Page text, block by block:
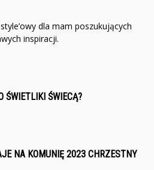
dla mam poszukujących
inspiracji.
ŚWIETLIKI ŚWIECĄ?
NA KOMUNIĘ 2023 CHRZESTNY